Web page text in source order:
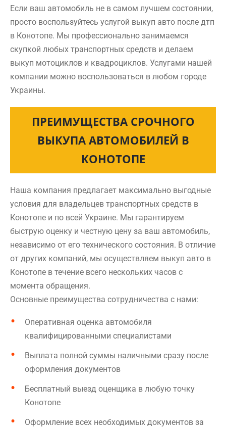
Если ваш автомобиль не в самом лучшем состоянии,
просто воспользуйтесь услугой выкуп авто после дтп
в Конотопе. Мы профессионально занимаемся
скупкой любых транспортных средств и делаем
выкуп мотоциклов и квадроциклов. Услугами нашей
компании можно воспользоваться в любом городе
Украины.
ПРЕИМУЩЕСТВА СРОЧНОГО
ВЫКУПА АВТОМОБИЛЕЙ В
КОНОТОПЕ
Наша компания предлагает максимально выгодные
условия для владельцев транспортных средств в
Конотопе и по всей Украине. Мы гарантируем
быструю оценку и честную цену за ваш автомобиль,
независимо от его технического состояния. В отличие
от других компаний, мы осуществляем выкуп авто в
Конотопе в течение всего нескольких часов с
момента обращения.
Основные преимущества сотрудничества с нами:
Оперативная оценка автомобиля
квалифицированными специалистами
Выплата полной суммы наличными сразу после
оформления документов
Бесплатный выезд оценщика в любую точку
Конотопе
Оформление всех необходимых документов за